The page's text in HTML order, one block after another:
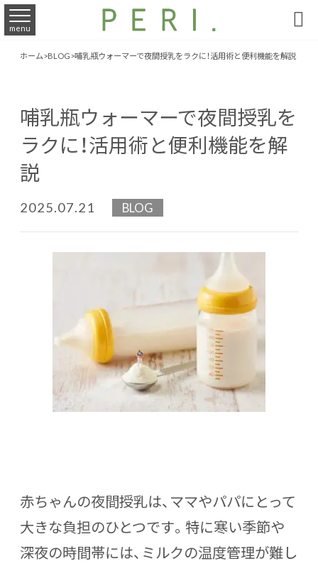
menu 
ホーム>BLOG>哺乳瓶ウォーマーで夜間授乳をラクに！活用術と便利機能を解説​
哺乳瓶ウォーマーで夜間授乳を
ラクに！活用術と便利機能を解
説​
2025.07.21 BLOG
赤ちゃんの夜間授乳は、ママやパパにとって
大きな負担のひとつです。特に寒い季節や
深夜の時間帯には、ミルクの温度管理が難し